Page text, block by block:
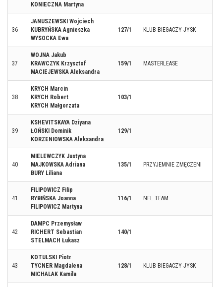
KONIECZNA Martyna
36
JANUSZEWSKI Wojciech
KUBRYŃSKA Agnieszka
WYSOCKA Ewa
127/1 KLUB BIEGACZY JYSK
37
WOJNA Jakub
KRAWCZYK Krzysztof
MACIEJEWSKA Aleksandra
159/1 MASTERLEASE
38
KRYCH Marcin
KRYCH Robert
KRYCH Małgorzata
103/1
39
KSHEVITSKAYA Dziyana
ŁOŃSKI Dominik
KORZENIOWSKA Aleksandra
129/1
40
MIELEWCZYK Justyna
MAJKOWSKA Adriana
BURY Liliana
135/1 PRZYJEMNIE ZMĘCZENI
41
FILIPOWICZ Filip
RYBIŃSKA Joanna
FILIPOWICZ Martyna
116/1 NFL TEAM
42
DAMPC Przemysław
RICHERT Sebastian
STELMACH Łukasz
140/1
43
KOTULSKI Piotr
TYCNER Magdalena
MICHALAK Kamila
128/1 KLUB BIEGACZY JYSK